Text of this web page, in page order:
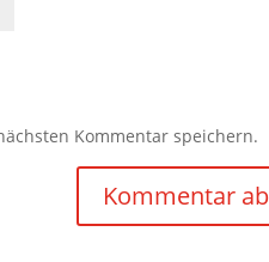
Kommentar speichern.